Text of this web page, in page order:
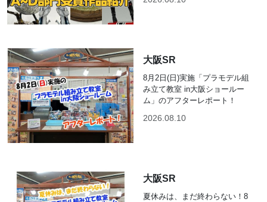
大阪SR
8月2日(日)実施「プラモデル組
み立て教室 in大阪ショールー
ム」のアフターレポート！
2026.08.10
大阪SR
夏休みは、まだ終わらない！8